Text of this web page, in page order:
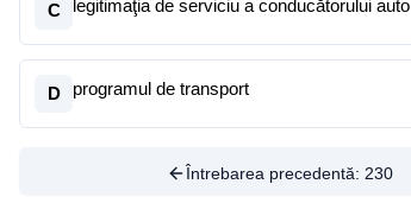
C legitimaţia de serviciu a conducătorului auto
D programul de transport
Întrebarea precedentă: 230